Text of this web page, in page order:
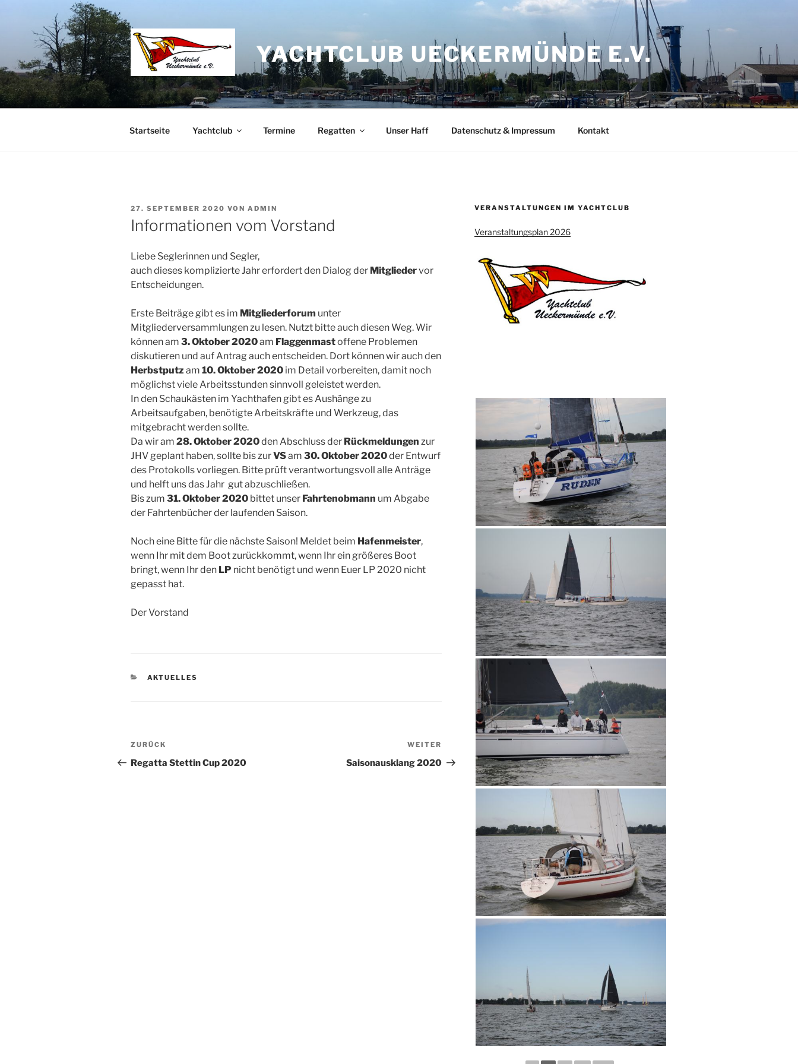
springen
YACHTCLUB UECKERMÜNDE E.V.
Startseite Yachtclub Termine Regatten Unser Haff Datenschutz & Impressum Kontakt
VERÖFFENTLICHT
AM
27. SEPTEMBER 2020 VON ADMIN
Informationen vom Vorstand
Liebe Seglerinnen und Segler,
auch dieses komplizierte Jahr erfordert den Dialog der Mitgliedervor
Entscheidungen.
Erste Beiträge gibt es im Mitgliederforum unter
Mitgliederversammlungen zu lesen. Nutzt bitte auch diesen Weg. Wir
können am 3. Oktober 2020am Flaggenmastoffene Problemen
diskutieren und auf Antrag auch entscheiden. Dort können wir auch den
Herbstputz am 10. Oktober 2020 im Detail vorbereiten, damit noch
möglichst viele Arbeitsstunden sinnvoll geleistet werden.
In den Schaukästen im Yachthafen gibt es Aushänge zu
Arbeitsaufgaben, benötigte Arbeitskräfte und Werkzeug, das
mitgebracht werden sollte.
Da wir am 28. Oktober 2020den Abschluss der Rückmeldungen zur
JHV geplant haben, sollte bis zurVSam 30. Oktober 2020der Entwurf
des Protokolls vorliegen. Bitte prüft verantwortungsvoll alle Anträge
und helft uns das Jahr gut abzuschließen.
Bis zum 31. Oktober 2020 bittet unser Fahrtenobmann um Abgabe
der Fahrtenbücher der laufenden Saison.
Noch eine Bitte für die nächste Saison! Meldet beim Hafenmeister,
wenn Ihr mit dem Boot zurückkommt, wenn Ihr ein größeres Boot
bringt, wenn Ihr den LP nicht benötigt und wenn Euer LP 2020 nicht
gepasst hat.
Der Vorstand
KATEGORIEN
AKTUELLES
Beitragsnavigation
Vorheriger
Beitrag
ZURÜCK
Regatta Stettin Cup 2020
Beitrag
WEITER
Saisonausklang 2020
VERANSTALTUNGEN IM YACHTCLUB
Veranstaltungsplan 2026